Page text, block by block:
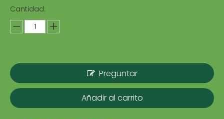
Cantidad:
Preguntar
Añadir al carrito